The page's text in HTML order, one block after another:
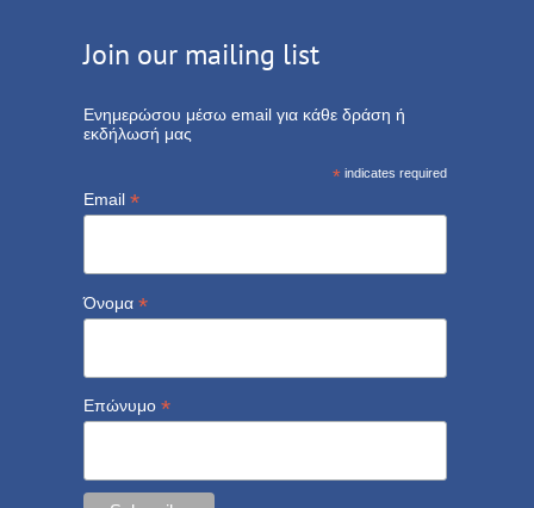
Join our mailing list
Ενημερώσου μέσω email για κάθε δράση ή
εκδήλωσή μας
* indicates required
Email *
Όνομα *
Επώνυμο *